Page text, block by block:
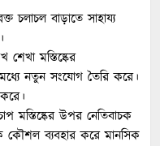
চলাচল বাড়াতে সাহায্য
মস্তিষ্কের
নতুন সংযোগ তৈরি করে।
মস্তিষ্কের উপর নেতিবাচক
কৌশল ব্যবহার করে মানসিক